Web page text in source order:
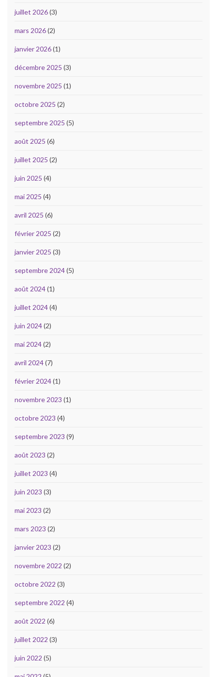
juillet 2026(3)
mars 2026(2)
janvier 2026(1)
décembre 2025 (3)
novembre 2025 (1)
octobre 2025 (2)
septembre 2025 (5)
août 2025 (6)
juillet 2025 (2)
juin 2025 (4)
mai 2025 (4)
avril 2025 (6)
février 2025 (2)
janvier 2025 (3)
septembre 2024(5)
août 2024(1)
juillet 2024(4)
juin 2024(2)
mai 2024(2)
avril 2024(7)
février 2024(1)
novembre 2023 (1)
octobre 2023 (4)
septembre 2023 (9)
août 2023 (2)
juillet 2023 (4)
juin 2023 (3)
mai 2023 (2)
mars 2023 (2)
janvier 2023 (2)
novembre 2022 (2)
octobre 2022 (3)
septembre 2022 (4)
août 2022 (6)
juillet 2022 (3)
juin 2022 (5)